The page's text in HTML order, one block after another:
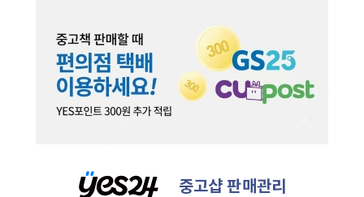
중고샵 판매관리